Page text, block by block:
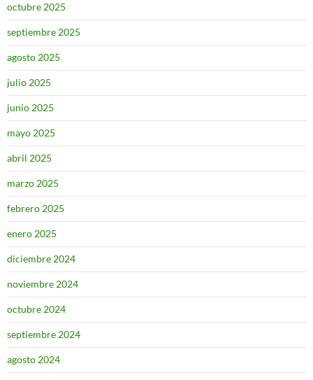
octubre 2025
septiembre 2025
agosto 2025
julio 2025
junio 2025
mayo 2025
abril 2025
marzo 2025
febrero 2025
enero 2025
diciembre 2024
noviembre 2024
octubre 2024
septiembre 2024
agosto 2024